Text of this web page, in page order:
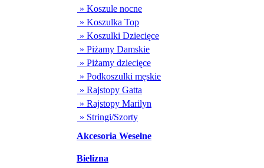
» Koszule nocne
» Koszulka Top
» Koszulki Dziecięce
» Piżamy Damskie
» Piżamy dziecięce
» Podkoszulki męskie
» Rajstopy Gatta
» Rajstopy Marilyn
» Stringi/Szorty
Akcesoria Weselne
Bielizna